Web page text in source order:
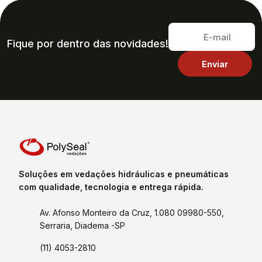
Fique por dentro das novidades!
Soluções em vedações hidráulicas e pneumáticas
com qualidade, tecnologia e entrega rápida.
Av. Afonso Monteiro da Cruz, 1.080 09980-550,
Serraria, Diadema -SP
(11) 4053-2810